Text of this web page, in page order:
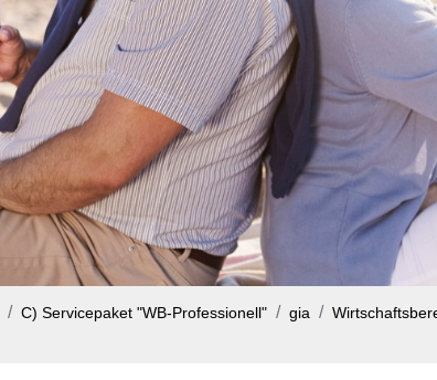
C) Servicepaket "WB-Professionell" gia